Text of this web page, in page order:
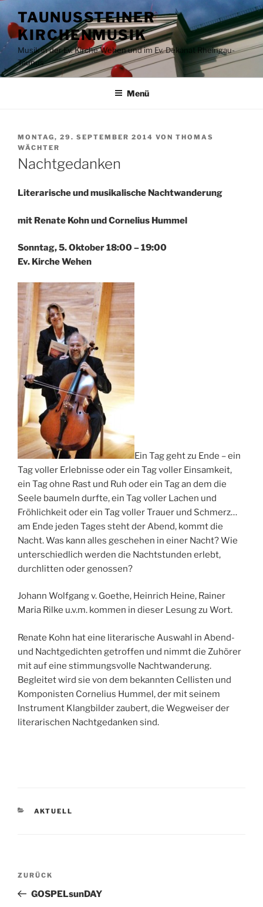
Inhalt
springen
TAUNUSSTEINER
KIRCHENMUSIK
Musik in der Ev. Kirche Wehen und im Ev. Dekanat Rheingau-
Taunus
Menü
VERÖFFENTLICHT
AM
MONTAG, 29. SEPTEMBER 2014 VON THOMAS
WÄCHTER
Nachtgedanken
Literarische und musikalische Nachtwanderung
mit Renate Kohn und Cornelius Hummel
Sonntag, 5. Oktober 18:00 – 19:00
Ev. Kirche Wehen
Ein Tag geht zu Ende – ein
Tag voller Erlebnisse oder ein Tag voller Einsamkeit,
ein Tag ohne Rast und Ruh oder ein Tag an dem die
Seele baumeln durfte, ein Tag voller Lachen und
Fröhlichkeit oder ein Tag voller Trauer und Schmerz…
am Ende jeden Tages steht der Abend, kommt die
Nacht. Was kann alles geschehen in einer Nacht? Wie
unterschiedlich werden die Nachtstunden erlebt,
durchlitten oder genossen?
Johann Wolfgang v. Goethe, Heinrich Heine, Rainer
Maria Rilke u.v.m. kommen in dieser Lesung zu Wort.
Renate Kohn hat eine literarische Auswahl in Abend-
und Nachtgedichten getroffen und nimmt die Zuhörer
mit auf eine stimmungsvolle Nachtwanderung.
Begleitet wird sie von dem bekannten Cellisten und
Komponisten Cornelius Hummel, der mit seinem
Instrument Klangbilder zaubert, die Wegweiser der
literarischen Nachtgedanken sind.
KATEGORIEN
AKTUELL
Beitragsnavigation
Vorheriger
Beitrag
ZURÜCK
GOSPELsunDAY